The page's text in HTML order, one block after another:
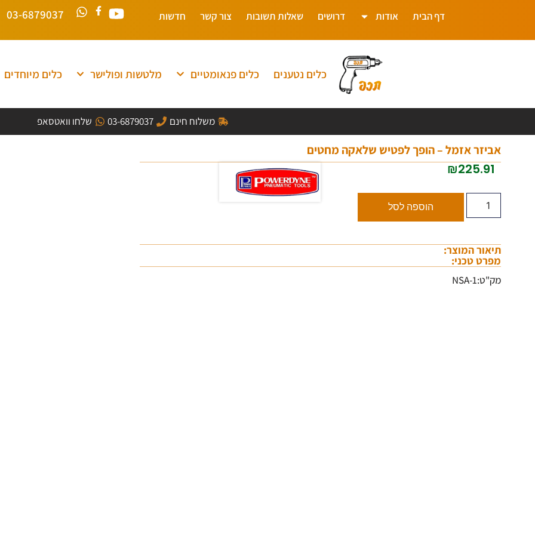
דף הבית אודות דרושים שאלות תשובות צור קשר חדשות 03-6879037
כלים נטענים כלים פנאומטיים מלטשות ופולישר כלים מיוחדים
משלוח חינם 03-6879037 שלחו וואטסאפ
אביזר אזמל – הופך לפטיש שלאקה מחטים
₪225.91
הוספה לסל
תיאור המוצר:
מפרט טכני:
מק"ט:NSA-1